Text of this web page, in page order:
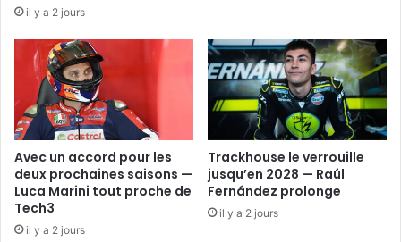
il y a 2 jours
Avec un accord pour les
deux prochaines saisons —
Luca Marini tout proche de
Tech3
il y a 2 jours
Trackhouse le verrouille
jusqu’en 2028 — Raúl
Fernández prolonge
il y a 2 jours